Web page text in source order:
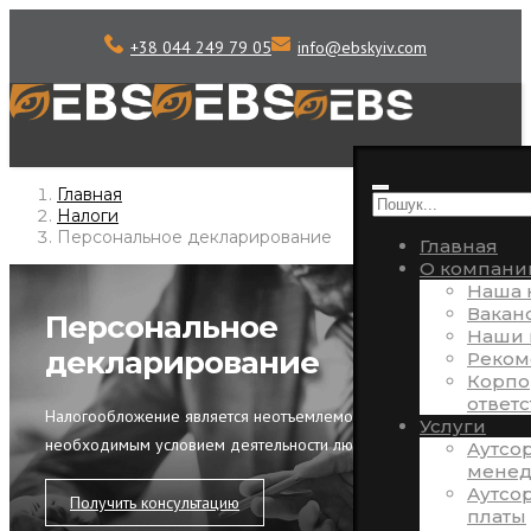
+38 044 249 79 05 info@ebskyiv.com
Главная
О
Наша
Наши
Услуги
платы
Главная
Налоги
Персональное декларирование
Персональное
декларирование
Налогообложение является неотъемлемой составляющей и
необходимым условием деятельности любого бизнеса.
Получить консультацию